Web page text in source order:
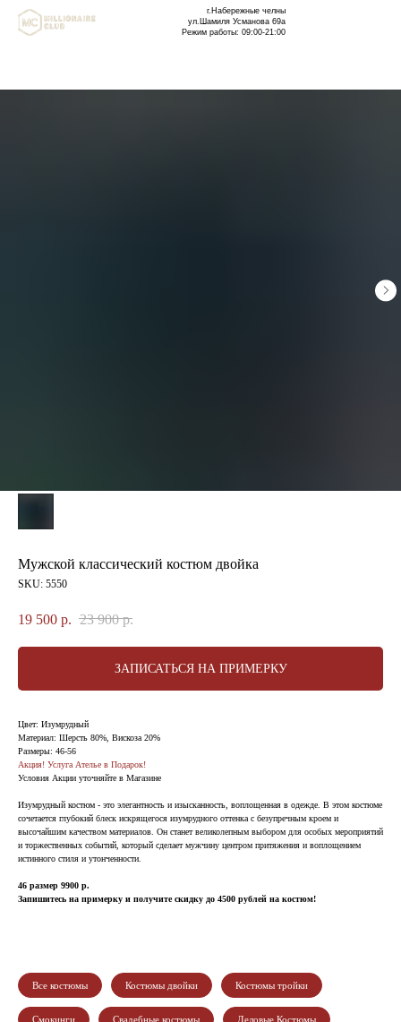
г.Набережные челны
ул.Шамиля Усманова 69а
Режим работы: 09:00-21:00
Мужской классический костюм двойка
SKU: 5550
19 500 р. 23 900 р.
ЗАПИСАТЬСЯ НА ПРИМЕРКУ
Цвет: Изумрудный
Материал: Шерсть 80%, Вискоза 20%
Размеры: 46-56
Акция! Услуга Ателье в Подарок!
Условия Акции уточняйте в Магазине
Изумрудный костюм - это элегантность и изысканность, воплощенная в одежде. В этом костюме
сочетается глубокий блеск искрящегося изумрудного оттенка с безупречным кроем и
высочайшим качеством материалов. Он станет великолепным выбором для особых мероприятий
и торжественных событий, который сделает мужчину центром притяжения и воплощением
истинного стиля и утонченности.
46 размер 9900 р.
Запишитесь на примерку и получите скидку до 4500 рублей на костюм!
Все костюмы Костюмы двойки Костюмы тройки
Смокинги Свадебные костюмы Деловые Костюмы